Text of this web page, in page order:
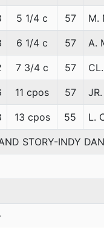
5 1/4 c 57 M.
6 1/4 c 57 A.
7 3/4 c 57
11 cpos 57
13 cpos 55 L.
STORY-INDY